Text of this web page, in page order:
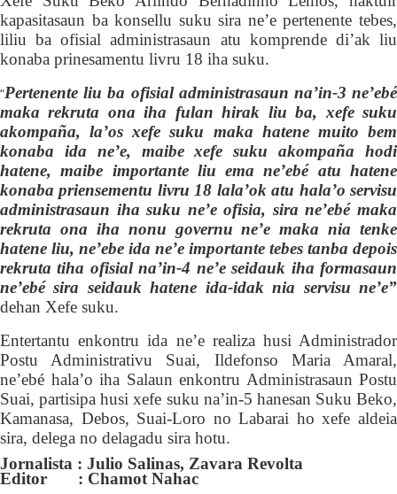
kapasitasaun ba konsellu suku sira ne’e pertenente tebes,
liliu ba ofisial administrasaun atu komprende di’ak liu
konaba prinesamentu livru 18 iha suku.
“Pertenente liu ba ofisial administrasaun na’in-3 ne’ebé
maka rekruta ona iha fulan hirak liu ba, xefe suku
akompaña, la’os xefe suku maka hatene muito bem
konaba ida ne’e, maibe xefe suku akompaña hodi
hatene, maibe importante liu ema ne’ebé atu hatene
konaba priensementu livru 18 lala’ok atu hala’o servisu
administrasaun iha suku ne’e ofisia, sira ne’ebé maka
rekruta ona iha nonu governu ne’e maka nia tenke
hatene liu, ne’ebe ida ne’e importante tebes tanba depois
rekruta tiha ofisial na’in-4 ne’e seidauk iha formasaun
ne’ebé sira seidauk hatene ida-idak nia servisu ne’e”
dehan Xefe suku.
Entertantu enkontru ida ne’e realiza husi Administrador
Postu Administrativu Suai, Ildefonso Maria Amaral,
ne’ebé hala’o iha Salaun enkontru Administrasaun Postu
Suai, partisipahusixefe suku na’in-5 hanesan Suku Beko,
Kamanasa, Debos, Suai-Loro no Labarai ho xefe aldeia
sira, delega no delagadu sira hotu.
Jornalista : Julio Salinas, Zavara Revolta
Editor : Chamot Nahac